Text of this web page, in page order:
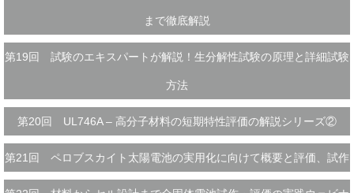
まで徹底解説
第19回 試験のエキスパートが解説！生分解性試験の原理と詳細試験
方法
第20回 UL746A – 高分子材料の短期特性評価の解説シリーズ②
第21回 ペロブスカイト太陽電池の実用化に向けて概要と評価、試作